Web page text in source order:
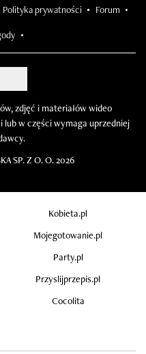
Polityka prywatności Forum
zdjęć i materiałów wideo
lub w części wymaga uprzedniej
SP. Z O. O. 2026
Kobieta.pl
Mojegotowanie.pl
Party.pl
Przyslijprzepis.pl
Cocolita